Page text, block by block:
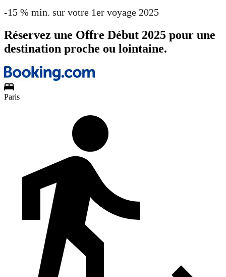
-15 % min. sur votre 1er voyage 2025
Réservez une Offre Début 2025 pour une
destination proche ou lointaine.
Paris